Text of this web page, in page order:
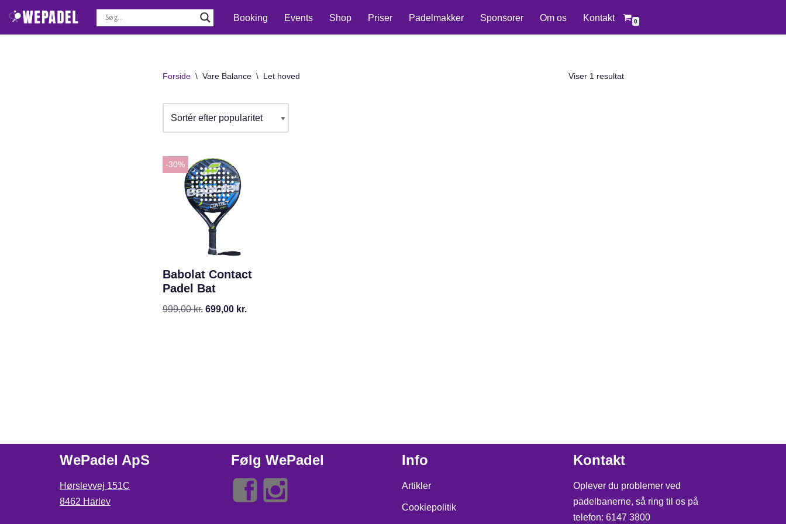
Spring
Booking Events Shop Priser Padelmakker Sponsorer Om os Kontakt 0
Forside \ Vare Balance \ Let hoved Viser 1 resultat
-30%
Babolat Contact
Padel Bat
999,00kr. 699,00 kr.
WePadel ApS
Hørslevvej 151C
8462 Harlev
Følg WePadel Info
Artikler
Cookiepolitik
Kontakt
Oplever du problemer ved
padelbanerne, så ring til os på
telefon: 6147 3800